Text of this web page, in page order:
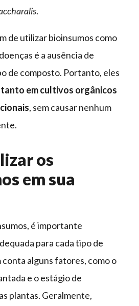
.
de utilizar bioinsumos como
é a ausência de
de composto. Portanto, eles
em cultivos orgânicos
, sem causar nenhum
os
em sua
é importante
para cada tipo de
alguns fatores, como o
e o estágio de
plantas. Geralmente,